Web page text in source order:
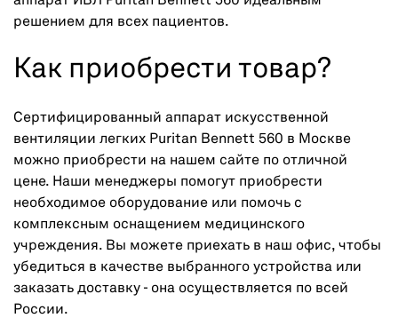
решением для всех пациентов.
Как приобрести товар?
Сертифицированный аппарат искусственной
вентиляции легких Puritan Bennett 560 в Москве
можно приобрести на нашем сайте по отличной
цене. Наши менеджеры помогут приобрести
необходимое оборудование или помочь с
комплексным оснащением медицинского
учреждения. Вы можете приехать в наш офис, чтобы
убедиться в качестве выбранного устройства или
заказать доставку - она осуществляется по всей
России.